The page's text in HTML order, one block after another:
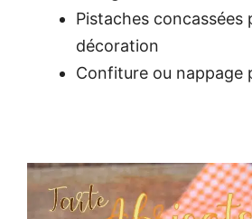
Pistaches concassées
décoration
Confiture ou nappage